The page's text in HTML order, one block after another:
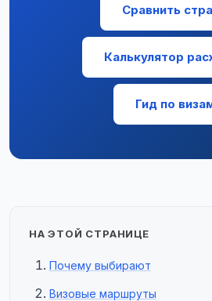
Сравнить
Калькулятор
Гид по
НА ЭТОЙ СТРАНИЦЕ
Почему выбирают
Визовые маршруты